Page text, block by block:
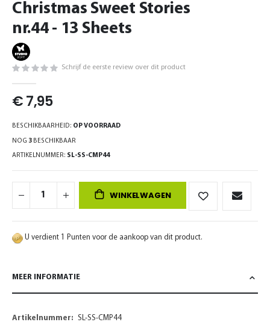
begin
van
afbeeldingen-
gallerij
Christmas Sweet Stories
nr.44 - 13 Sheets
Schrijf de eerste review over dit product
€ 7,95
BESCHIKBAARHEID: OP VOORRAAD
NOG 3 BESCHIKBAAR
ARTIKELNUMMER SL-SS-CMP44
WINKELWAGEN
U verdient 1 Punten voor de aankoop van dit product.
MEER INFORMATIE
Meer
SL-SS-CMP44